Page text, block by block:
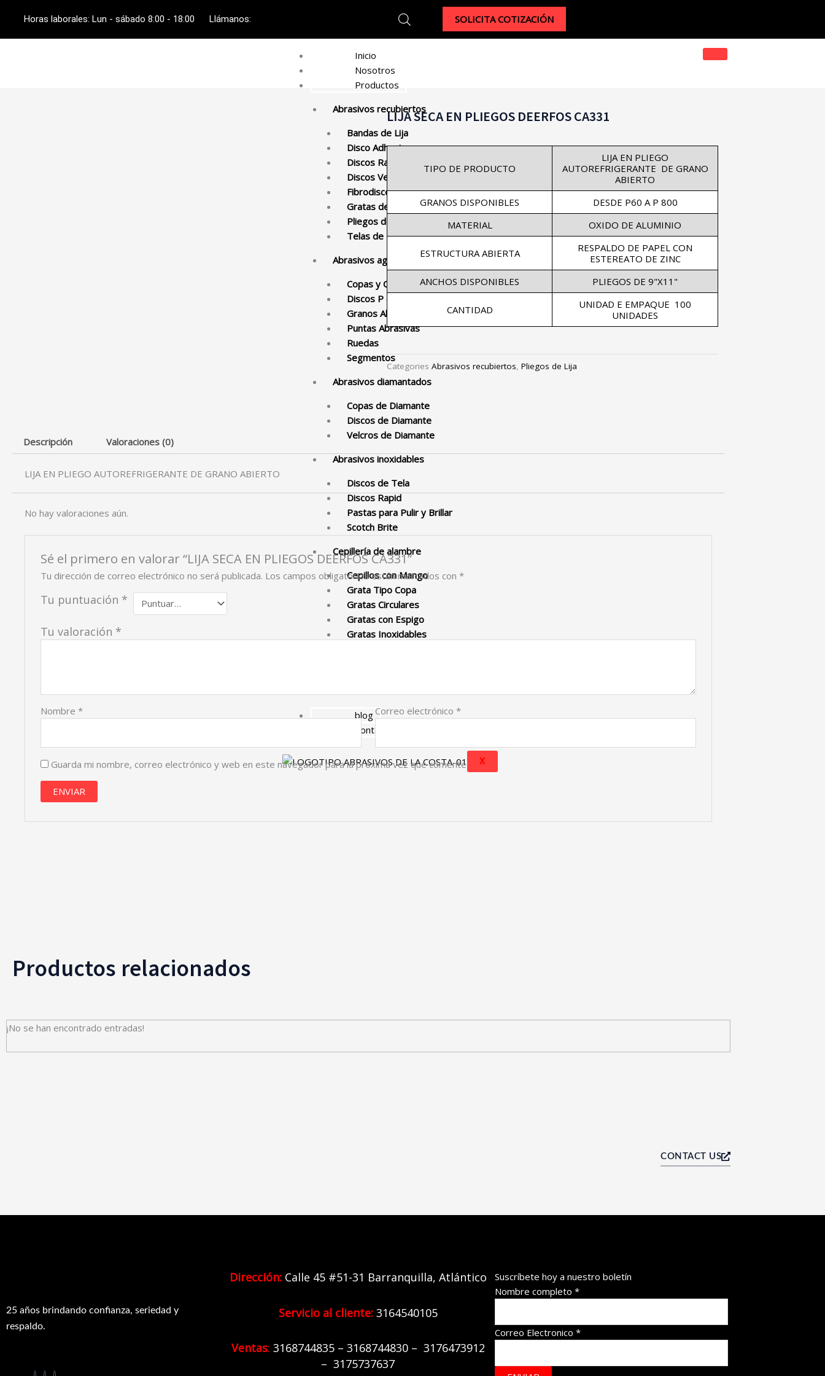
contenido
Horas laborales: Lun - sábado 8:00 - 18:00 Llámanos: SOLICITA COTIZACIÓN
Inicio
Nosotros
Productos
Abrasivos recubiertos
Bandas de Lija
Disco Adhesivo
Discos Radiales
Discos Velcro
Fibrodiscos
Gratas de Lija
Pliegos de Lija
Telas de Esmeril
Abrasivos aglomerados
Copas y Conos
Discos P corte y Pulir
Granos Abrasivos
Puntas Abrasivas
Ruedas
Segmentos
Abrasivos diamantados
Copas de Diamante
Discos de Diamante
Velcros de Diamante
Abrasivos inoxidables
Discos de Tela
Discos Rapid
Pastas para Pulir y Brillar
Scotch Brite
Cepillería de alambre
Cepillos con Mango
Grata Tipo Copa
Gratas Circulares
Gratas con Espigo
Gratas Inoxidables
blog
Contáctenos
X
LIJA SECA EN PLIEGOS DEERFOS CA331
TIPO DE PRODUCTO
LIJA EN PLIEGO
AUTOREFRIGERANTE DE GRANO
ABIERTO
GRANOS DISPONIBLES
DESDE P60 A P 800
MATERIAL
OXIDO DE ALUMINIO
ESTRUCTURA ABIERTA
RESPALDO DE PAPEL CON
ESTEREATO DE ZINC
ANCHOS DISPONIBLES
PLIEGOS DE 9"X11"
CANTIDAD
UNIDAD E EMPAQUE 100
UNIDADES
Categories Abrasivos recubiertos, Pliegos de Lija
Descripción Valoraciones (0)
LIJA EN PLIEGO AUTOREFRIGERANTE DE GRANO ABIERTO
No hay valoraciones aún.
Sé el primero en valorar “LIJA SECA EN PLIEGOS DEERFOS CA331”
Tu dirección de correo electrónico no será publicada. Los campos obligatorios están marcados con*
Tu puntuación *
Tu valoración *
Nombre* Correo electrónico *
Guarda mi nombre, correo electrónico y web en este navegador para la próxima vez que comente.
Productos relacionados
¡No se han encontrado entradas!
CONTACT US
25 años brindando confianza, seriedad y
respaldo.
Dirección: Calle 45 #51-31 Barranquilla, Atlántico
Servicio al cliente:3164540105
Ventas: 3168744835 – 3168744830 – 3176473912
– 3175737637
Suscríbete hoy a nuestro boletín
Nombre completo *
Correo Electronico *